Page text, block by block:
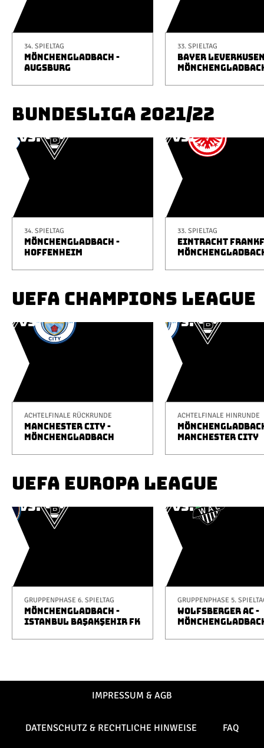
34. SPIELTAG
MÖNCHENGLADBACH -
AUGSBURG
33. SPIELTAG
BAYER
BUNDESLIGA 2021/22
34. SPIELTAG
MÖNCHENGLADBACH -
HOFFENHEIM
33. SPIELTAG
EINTRACHT
UEFA CHAMPIONS LEAGUE
ACHTELFINALE RÜCKRUNDE
MANCHESTER CITY -
MÖNCHENGLADBACH
ACHTELFINALE HINRUNDE
MANCHESTER CITY
UEFA EUROPA LEAGUE
GRUPPENPHASE 6. SPIELTAG
MÖNCHENGLADBACH -
ISTANBUL BAŞAKŞEHIR FK
GRUPPENPHASE 5.
WOLFSBERGER AC -
IMPRESSUM & AGB
DATENSCHUTZ & RECHTLICHE HINWEISE FAQ